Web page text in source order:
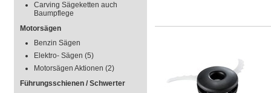
Carving Sägeketten auch
Baumpflege
Motorsägen
Benzin Sägen
Elektro- Sägen (5)
Motorsägen Aktionen (2)
Führungsschienen / Schwerter